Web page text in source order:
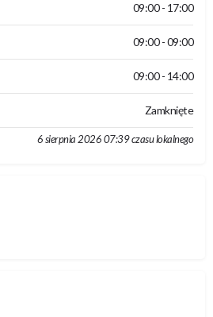
09:00 - 17:00
09:00 - 09:00
09:00 - 14:00
Zamknięte
6 sierpnia 2026 07:39 czasu lokalnego